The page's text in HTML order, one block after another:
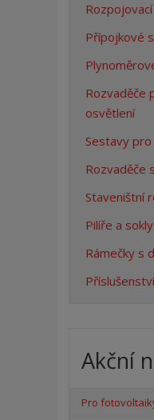
a
n
Přípojkové
Rozvaděče
osvětlení
Sestavy
Rozvaděče
Staveništní
Pilíře a
Rámečky s
Akční
Pro